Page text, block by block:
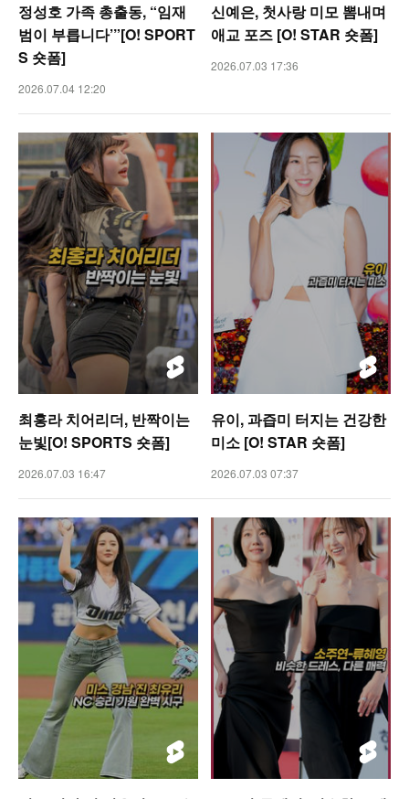
정성호 가족 총출동, “임재
범이 부릅니다’”[O! SPORT
S 숏폼]
2026.07.04 12:20
신예은, 첫사랑 미모 뽐내며
애교 포즈 [O! STAR 숏폼]
2026.07.03 17:36
최홍라 치어리더, 반짝이는
눈빛[O! SPORTS 숏폼]
2026.07.03 16:47
유이, 과즙미 터지는 건강한
미소 [O! STAR 숏폼]
2026.07.03 07:37